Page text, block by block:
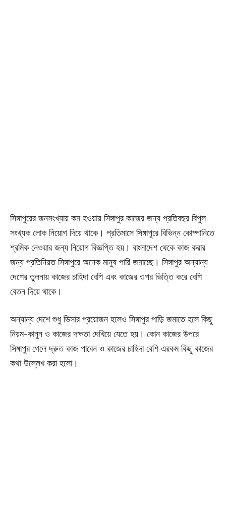
সিঙ্গাপুরের জনসংখ্যায় কম হওয়ায় সিঙ্গাপুর কাজের জন্য প্রতিবছর বিপুল
সংখ্যক লোক নিয়োগ দিয়ে থাকে। প্রতিমাসে সিঙ্গাপুরে বিভিন্ন কোম্পানিতে
শ্রমিক নেওয়ার জন্য নিয়োগ বিজ্ঞপ্তি হয়। বাংলাদেশ থেকে কাজ করার
জন্য প্রতিনিয়ত সিঙ্গাপুরে অনেক মানুষ পারি জমাচ্ছে। সিঙ্গাপুর অন্যান্য
দেশের তুলনায় কাজের চাহিদা বেশি এবং কাজের ওপর ভিত্তি করে বেশি
বেতন দিয়ে থাকে।
অন্যান্য দেশে শুধু ভিসার প্রয়োজন হলেও সিঙ্গাপুর পাড়ি জমাতে হলে কিছু
নিয়ম-কানুন ও কাজের দক্ষতা দেখিয়ে যেতে হয়। কোন কাজের উপরে
সিঙ্গাপুর গেলে দ্রুত কাজ পাবেন ও কাজের চাহিদা বেশি এরকম কিছু কাজের
কথা উল্লেখ করা হলো।